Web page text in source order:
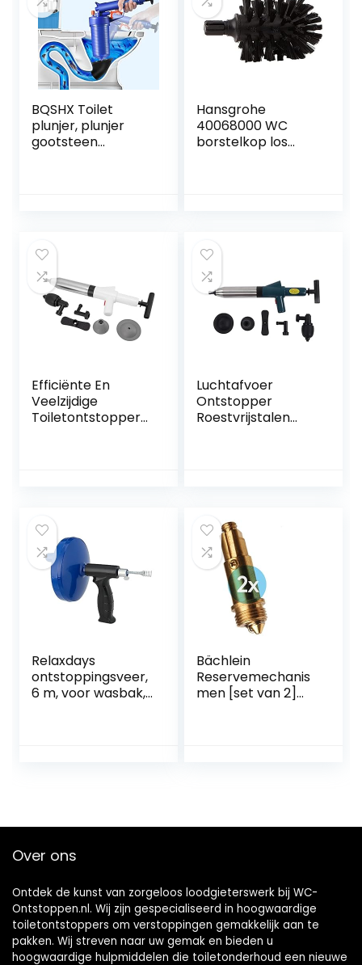
BQSHX Toilet
plunjer, plunjer
gootsteen
voor bad, toilet,
verstopte pijp
Hansgrohe
40068000 WC
borstelkop los
Efficiënte En
Veelzijdige
Toiletontstopper
Handgreep,
Visuele Meter En
Vormvast
Materiaal Inclusief
Meerdere Bagger
Luchtafvoer
Ontstopper
Roestvrijstalen
Wastafel Rioolbuis
Relaxdays
ontstoppingsveer,
6 m, voor wasbak,
Bächlein
Reservemechanis
men [set van 2]
Over ons
Ontdek de kunst van zorgeloos loodgieterswerk bij WC-
Ontstoppen.nl. Wij zijn gespecialiseerd in hoogwaardige
toiletontstoppers om verstoppingen gemakkelijk aan te
pakken. Wij streven naar uw gemak en bieden u
hoogwaardige hulpmiddelen die toiletonderhoud een nieuwe